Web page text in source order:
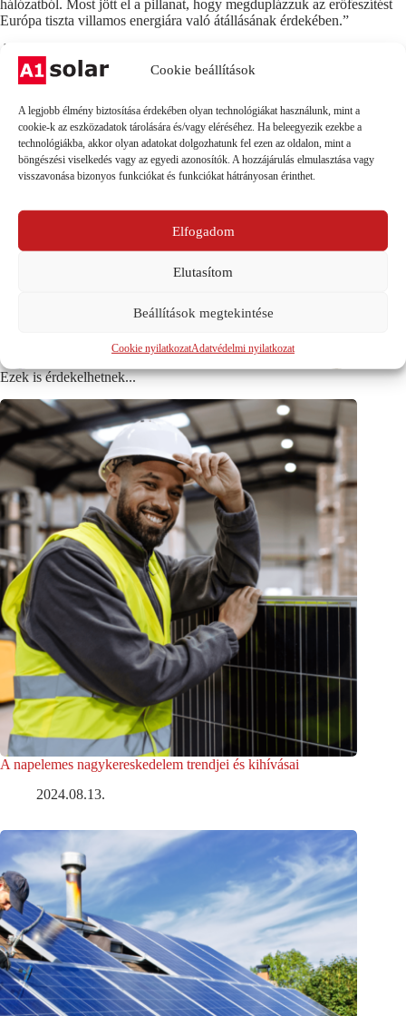
Cookie beállítások
A legjobb élmény biztosítása érdekében olyan technológiákat használunk, mint a
cookie-k az eszközadatok tárolására és/vagy eléréséhez. Ha beleegyezik ezekbe a
technológiákba, akkor olyan adatokat dolgozhatunk fel ezen az oldalon, mint a
böngészési viselkedés vagy az egyedi azonosítók. A hozzájárulás elmulasztása vagy
visszavonása bizonyos funkciókat és funkciókat hátrányosan érinthet.
Elfogadom
Elutasítom
Beállítások megtekintése
Cookie nyilatkozatAdatvédelmi nyilatkozat
hálózatból. Most jött el a pillanat, hogy megduplázzuk az erőfeszítést
Európa tiszta villamos energiára való átállásának érdekében.”
A növekedés szorgalmazása végett az
konzultációt indított
a kontinens napenergiájáról. Miközben folytatja a
napenergia-stratégiájának még ebben az évben történő közzétételére
Az elemzőközpont arra figyelmeztetett, hogy mivel a piaci árak azt
jelzik, hogy a gázválság még legalább a következő két évben
folytatódni fog, Európa éghajlat-politikai céljai veszélybe kerülhetnek,
ha az országok nem gyorsítják fel a megújuló energiaforrások
Forrás:
NEXT
Ezek is érdekelhetnek...
A napelemes nagykereskedelem trendjei és kihívásai
2024.08.13.